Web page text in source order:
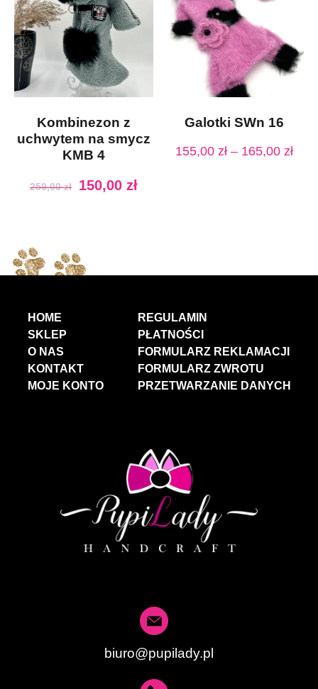
Kombinezon z
uchwytem na smycz
KMB 4
259,00zł 150,00 zł
Galotki SWn 16
155,00 zł – 165,00 zł
HOME
SKLEP
O NAS
KONTAKT
MOJE KONTO
REGULAMIN
PŁATNOŚCI
FORMULARZ REKLAMACJI
FORMULARZ ZWROTU
PRZETWARZANIE DANYCH
biuro@pupilady.pl